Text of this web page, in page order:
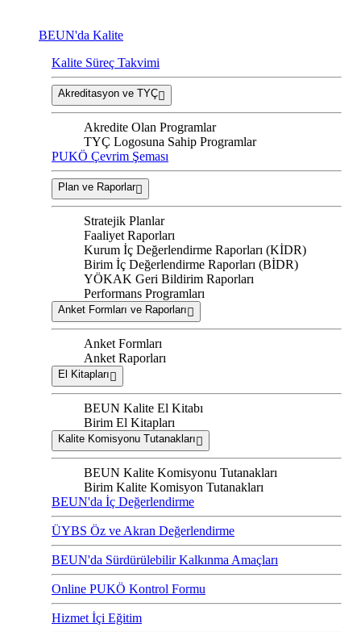
BEUN'da Kalite
Kalite Süreç Takvimi
Akreditasyon ve TYÇ
Akredite Olan Programlar
TYÇ Logosuna Sahip Programlar
PUKÖ Çevrim Şeması
Plan ve Raporlar
Stratejik Planlar
Faaliyet Raporları
Kurum İç Değerlendirme Raporları (KİDR)
Birim İç Değerlendirme Raporları (BİDR)
YÖKAK Geri Bildirim Raporları
Performans Programları
Anket Formları ve Raporları
Anket Formları
Anket Raporları
El Kitapları
BEUN Kalite El Kitabı
Birim El Kitapları
Kalite Komisyonu Tutanakları
BEUN Kalite Komisyonu Tutanakları
Birim Kalite Komisyon Tutanakları
BEUN'da İç Değerlendirme
ÜYBS Öz ve Akran Değerlendirme
BEUN'da Sürdürülebilir Kalkınma Amaçları
Online PUKÖ Kontrol Formu
Hizmet İçi Eğitim